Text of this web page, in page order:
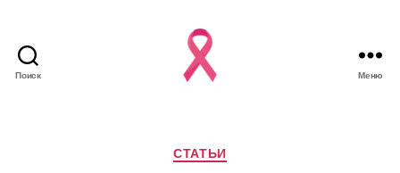
Поиск Меню
Рубрики
СТАТЬИ